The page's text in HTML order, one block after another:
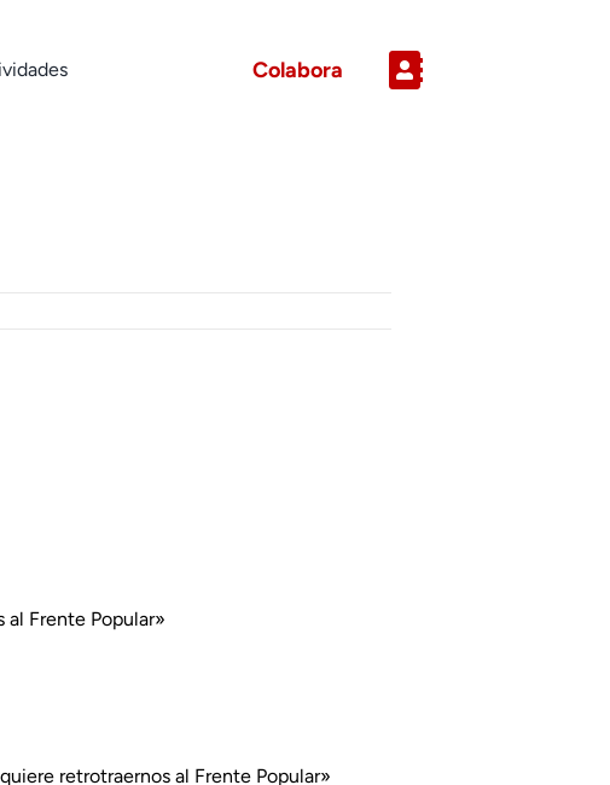
Colabora
Frente Popular»
retrotraernos al Frente Popular»